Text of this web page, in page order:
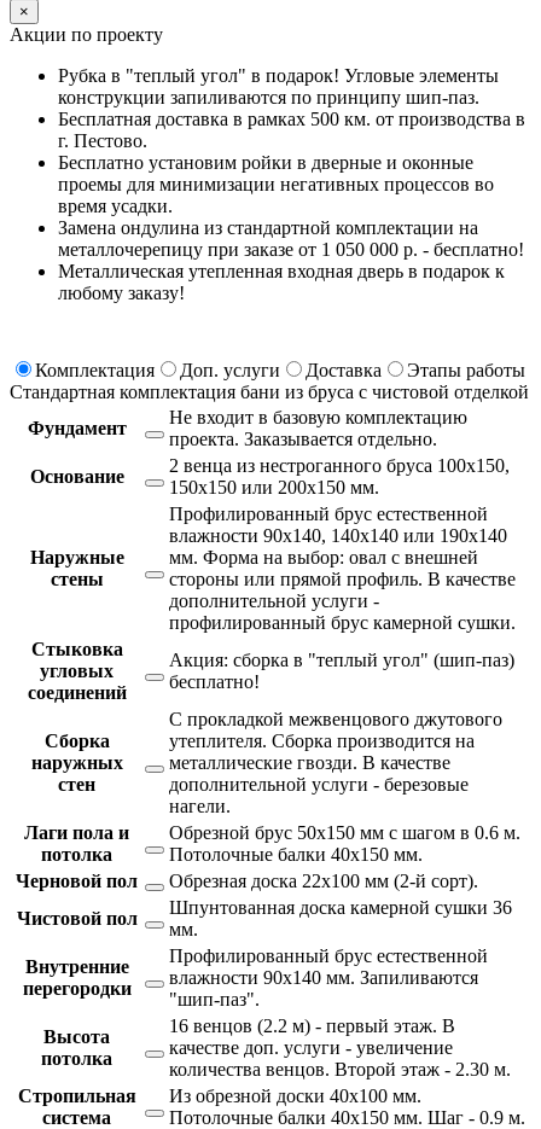
×
Акции по проекту
Рубка в "теплый угол" в подарок! Угловые элементы
конструкции запиливаются по принципу шип-паз.
Бесплатная доставка в рамках 500 км. от производства в
г. Пестово.
Бесплатно установим ройки в дверные и оконные
проемы для минимизации негативных процессов во
время усадки.
Замена ондулина из стандартной комплектации на
металлочерепицу при заказе от 1 050 000 р. - бесплатно!
Металлическая утепленная входная дверь в подарок к
любому заказу!
Комплектация Доп. услуги Доставка
Этапы работы
Стандартная комплектация бани из бруса с чистовой отделкой
Фундамент
Не входит в базовую комплектацию
проекта. Заказывается отдельно.
Основание
2 венца из нестроганного бруса 100х150,
150х150 или 200х150 мм.
Наружные
стены
Профилированный брус естественной
влажности 90х140, 140х140 или 190х140
мм. Форма на выбор: овал с внешней
стороны или прямой профиль. В качестве
дополнительной услуги -
профилированный брус камерной сушки.
Стыковка
угловых
соединений
Акция: сборка в "теплый угол" (шип-паз)
бесплатно!
Сборка
наружных
стен
С прокладкой межвенцового джутового
утеплителя. Сборка производится на
металлические гвозди. В качестве
дополнительной услуги - березовые
нагели.
Лаги пола и
потолка
Обрезной брус 50х150 мм с шагом в 0.6 м.
Потолочные балки 40х150 мм.
Черновой пол
Обрезная доска 22х100 мм (2-й сорт).
Чистовой пол
Шпунтованная доска камерной сушки 36
мм.
Внутренние
перегородки
Профилированный брус естественной
влажности 90х140 мм. Запиливаются
"шип-паз".
Высота
потолка
16 венцов (2.2 м) - первый этаж. В
качестве доп. услуги - увеличение
количества венцов. Второй этаж - 2.30 м.
Стропильная
система
Из обрезной доски 40х100 мм.
Потолочные балки 40х150 мм. Шаг - 0.9 м.